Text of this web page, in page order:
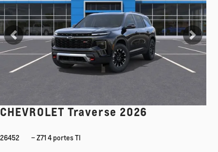
Précédent
CHEVROLET Traverse 2026
26452 – Z71 4 portes TI